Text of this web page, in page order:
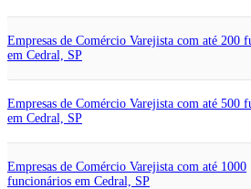
Empresas de Comércio Varejista com até 200
em Cedral, SP
Empresas de Comércio Varejista com até 500
em Cedral, SP
Empresas de Comércio Varejista com até 1000
funcionários em Cedral, SP